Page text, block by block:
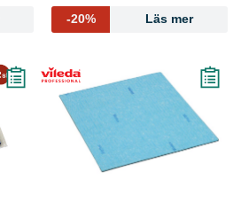
-20% Läs mer